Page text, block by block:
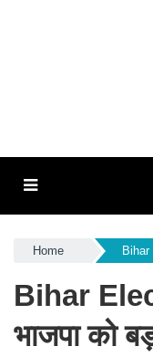
Home
Bihar
भाजपा को